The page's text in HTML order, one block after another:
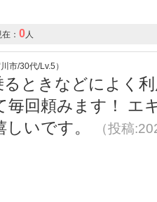
： 0人
市/30代/Lv.5）
ときなどによく
毎回頼みます！ エ
いです。
（投稿